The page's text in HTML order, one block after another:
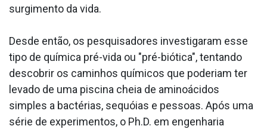
surgimento da vida.
Desde então, os pesquisadores investigaram esse
tipo de química pré-vida ou "pré-biótica", tentando
descobrir os caminhos químicos que poderiam ter
levado de uma piscina cheia de aminoácidos
simples a bactérias, sequóias e pessoas. Após uma
série de experimentos, o Ph.D. em engenharia